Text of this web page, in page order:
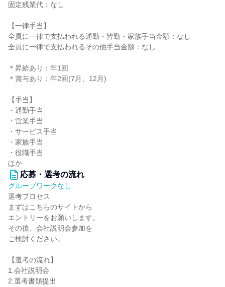
固定残業代：なし
【一律手当】
全員に一律で支払われる通勤・皆勤・家族手当金額：なし
全員に一律で支払われるその他手当金額：なし
＊昇給あり：年1回
＊賞与あり：年2回(7月、12月)
【手当】
・通勤手当
・営業手当
・サービス手当
・家族手当
・役職手当
ほか
応募・選考の流れ
グループワークなし
選考プロセス
まずはこちらのサイトから
エントリーをお願いします。
その後、会社説明会参加を
ご検討ください。
【選考の流れ】
1.会社説明会
2.選考書類提出